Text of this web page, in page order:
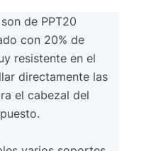
de PPT20
con 20% de
resistente en el
directamente las
el cabezal del